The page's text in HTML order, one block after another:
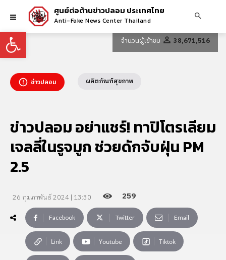
Open toolbar
ศูนย์ต่อต้านข่าวปลอม ประเทศไทย
Anti-Fake News Center Thailand
จำนวนผู้เข้าชม 38,671,516
ข่าวปลอม ผลิตภัณฑ์สุขภาพ
ข่าวปลอม อย่าแชร์! ทาปิโตรเลียม
เจลลี่ในรูจมูก ช่วยดักจับฝุ่น PM
2.5
26 กุมภาพันธ์ 2024 | 13:30 259
Facebook Twitter Email
Link Youtube Tiktok